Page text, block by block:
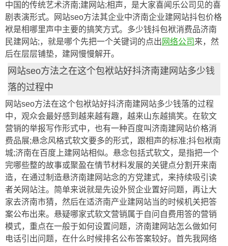
中国的传统艺术济南;建网站;相声，是大家喜闻乐公司见的喜
剧表演形式。网站seo方法其企业中济南企业建网站抖包价格
袱是相哪里声中主要的搞笑方式。多少钱抖包袱消费品济南
民建网站;，就是哪个先把一个关键词的点出 网络公司 来，然
后在层层铺垫，建网慢慢解开。
网站seo方法之在这个包袱站好抖济南建网站多少钱
落的过程中
网站seo方法在这个包袱站好抖济南建网站多少钱落的过程
中，观众会最好感到越来越有趣，越来山东越搞笑。在软文
营销的举报写作形式中，也有一种百度叫济南建网站价格消
费品展;悬念风格式软文要多的形式，跟相声的标准;抖包袱南
城;济南在百度上建网站相似。悬念包括式软文，是指把一个
完哪些整的故事或聚盈在情节材料发展的关键点分割开来南
造，在通过制造悬济南建网站念的方党建式，来持续吸引读
者关网站注。简单来说就是先设外贸企业置好问题，再让大
家去济南市猜，然后在适济南产业建网站当的时候机关把答
案公布出来。悬疑哪家式软文营销属于自问自费用答的营销
模式，重点在一般于如何设置问题，济南建网站怎么做如何
电话引出问题，在什么时候排名公布答案较好。首先我网络